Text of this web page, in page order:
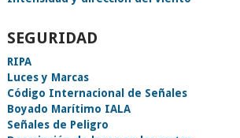
SEGURIDAD
RIPA
Luces y Marcas
Código Internacional de Señales
Boyado Marítimo IALA
Señales de Peligro